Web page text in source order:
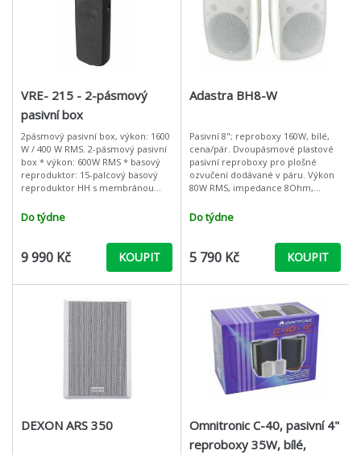
VRE- 215 - 2-pásmový
pasivní box
2pásmový pasivní box, výkon: 1600
W / 400 W RMS. 2-pásmový pasivní
box * výkon: 600W RMS * basový
reproduktor: 15-palcový basový
reproduktor HH s membránou
kmitací cívkou * vysokotónový
reprodu
Do týdne
9 990 Kč KOUPIT
Adastra BH8-W
Pasivní 8"; reproboxy 160W, bílé,
cena/pár. Dvoupásmové plastové
pasivní reproboxy pro plošné
ozvučení dodávané v páru. Výkon
80W RMS, impedance 8Ohm,
tweeter 1", krytí IP44, šroubovací
Do týdne
5 790 Kč KOUPIT
DEXON ARS 350
Omnitronic C-40, pasivní 4"
reproboxy 35W, bílé,